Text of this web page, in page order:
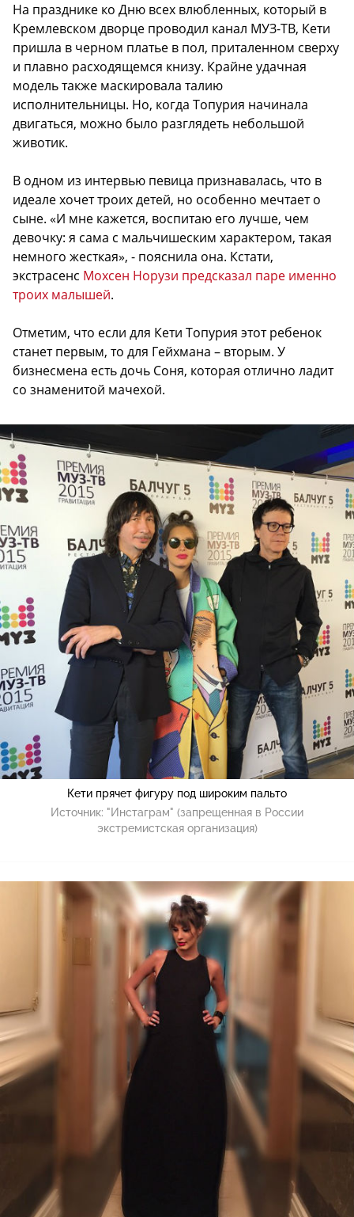
На празднике ко Дню всех влюбленных, который в
Кремлевском дворце проводил канал МУЗ-ТВ, Кети
пришла в черном платье в пол, приталенном сверху
и плавно расходящемся книзу. Крайне удачная
модель также маскировала талию
исполнительницы. Но, когда Топурия начинала
двигаться, можно было разглядеть небольшой
животик.
В одном из интервью певица признавалась, что в
идеале хочет троих детей, но особенно мечтает о
сыне. «И мне кажется, воспитаю его лучше, чем
девочку: я сама с мальчишеским характером, такая
немного жесткая», - пояснила она. Кстати,
экстрасенс Мохсен Норузи предсказал паре именно
троих малышей.
Отметим, что если для Кети Топурия этот ребенок
станет первым, то для Гейхмана – вторым. У
бизнесмена есть дочь Соня, которая отлично ладит
со знаменитой мачехой.
Кети прячет фигуру под широким пальто
Источник: "Инстаграм" (запрещенная в России
экстремистская организация)